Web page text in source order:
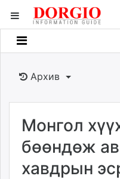
Мэдээллийн
Банк санхүү
Бизнес ААН
Төрийн
dorgio.mn
Архив
Монгол
бөөндөж
хавдрын